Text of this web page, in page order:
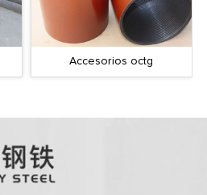
Accesorios octg